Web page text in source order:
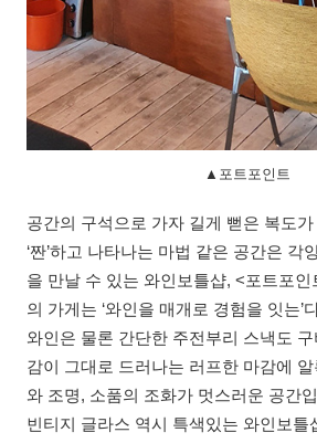
▲포트포인트
공간의 구석으로 가자 길게 뻗은 복도
‘짠’하고 나타나는 마법 같은 공간은 각
을 만날 수 있는 와인보틀샵, <포트포인
의 가게는 ‘와인을 매개로 경험을 잇는’
와인은 물론 간단한 주전부리 스낵도
감이 그대로 드러나는 러프한 마감에
와 조명, 소품의 조화가 멋스러운 공간
빈티지 글라스 역시 특색있는 와인보틀